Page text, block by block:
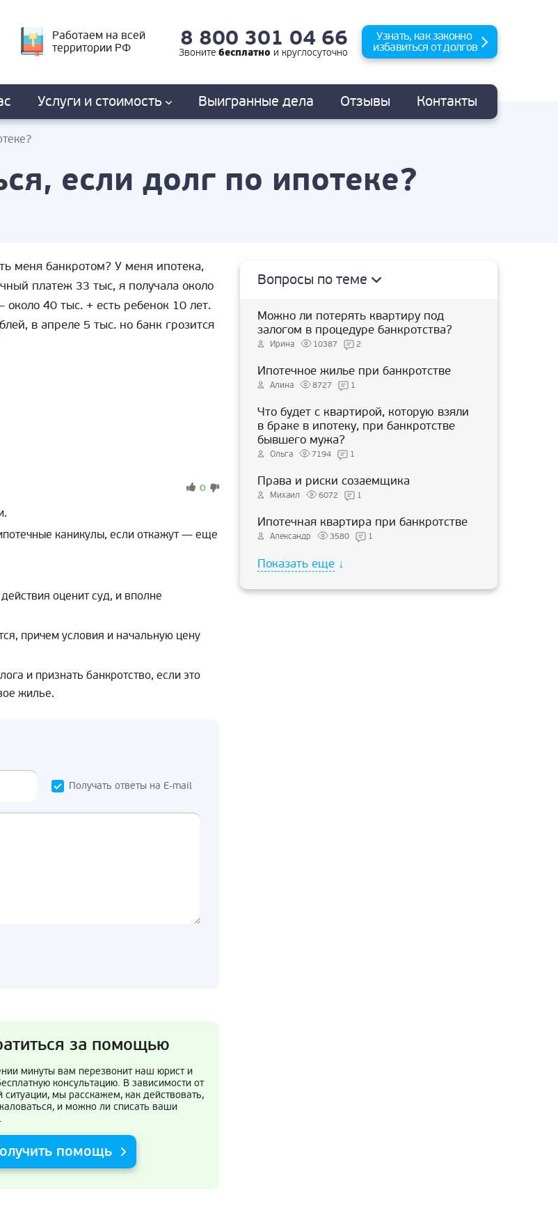
Работаем на всей
территории РФ
8 800 301 04 66
Звонитебесплатно икруглосуточно
Узнать, как законно
избавиться от долгов
Услуги и стоимость Выигранные дела Отзывы Контакты
если долг по ипотеке?
меня банкротом? У меня ипотека,
платеж 33 тыс, я получала около
40 тыс. + есть ребенок 10 лет.
в апреле 5 тыс. но банк грозится
0
каникулы, если откажут — еще
оценит суд, и вполне
причем условия и начальную цену
и признать банкротство, если это
жилье.
Получать ответы на E-mail
за помощью
минуты вам перезвонит наш юрист и
консультацию. В зависимости от
ситуации, мы расскажем, как действовать,
и можно ли списать ваши
помощь
Вопросы по теме
Можно ли потерять квартиру под
залогом в процедуре банкротства?
Ирина 10387 2
Ипотечное жилье при банкротстве
Алина 8727 1
Что будет с квартирой, которую взяли
в браке в ипотеку, при банкротстве
бывшего мужа?
Ольга 7194 1
Права и риски созаемщика
Михаил 6072 1
Ипотечная квартира при банкротстве
Александр 3580 1
Показать еще ↓